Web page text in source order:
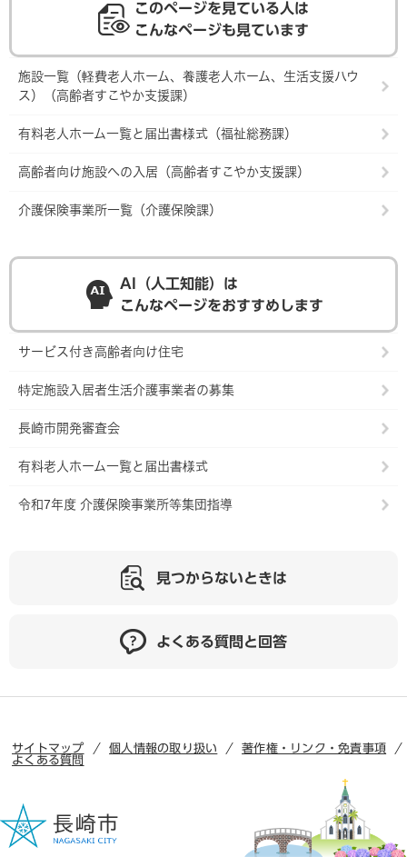
このページを見ている人は
こんなページも見ています
施設一覧（軽費老人ホーム、養護老人ホーム、生活支援ハウ
ス）（高齢者すこやか支援課）
有料老人ホーム一覧と届出書様式（福祉総務課）
高齢者向け施設への入居（高齢者すこやか支援課）
介護保険事業所一覧（介護保険課）
AI（人工知能）は
こんなページをおすすめします
サービス付き高齢者向け住宅
特定施設入居者生活介護事業者の募集
長崎市開発審査会
有料老人ホーム一覧と届出書様式
令和7年度 介護保険事業所等集団指導
見つからないときは
よくある質問と回答
サイトマップ 個人情報の取り扱い
著作権・リンク・免責事項
よくある質問